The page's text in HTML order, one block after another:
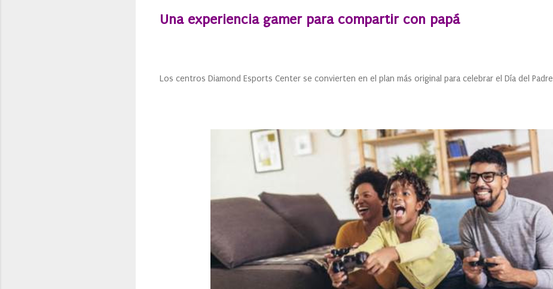
Una experiencia gamer para compartir con papá
Los centros Diamond Esports Center se convierten en el plan más original para celebrar el Día del Padre